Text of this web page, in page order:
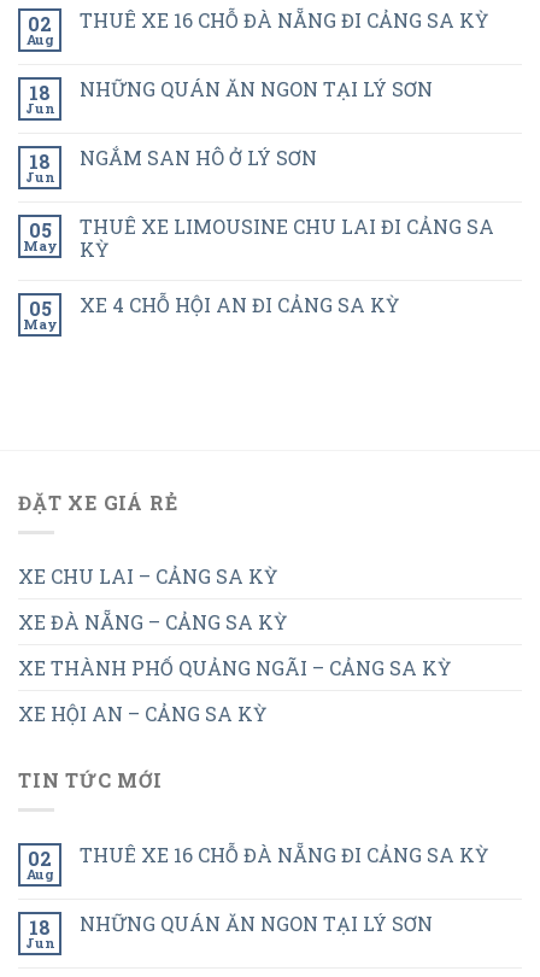
02
Aug
THUÊ XE 16 CHỖ ĐÀ NẴNG ĐI CẢNG SA KỲ
18
Jun
NHỮNG QUÁN ĂN NGON TẠI LÝ SƠN
18
Jun
NGẮM SAN HÔ Ở LÝ SƠN
05
May
THUÊ XE LIMOUSINE CHU LAI ĐI CẢNG SA
KỲ
05
May
XE 4 CHỖ HỘI AN ĐI CẢNG SA KỲ
ĐẶT XE GIÁ RẺ
XE CHU LAI – CẢNG SA KỲ
XE ĐÀ NẴNG – CẢNG SA KỲ
XE THÀNH PHỐ QUẢNG NGÃI – CẢNG SA KỲ
XE HỘI AN – CẢNG SA KỲ
TIN TỨC MỚI
02
Aug
THUÊ XE 16 CHỖ ĐÀ NẴNG ĐI CẢNG SA KỲ
18
Jun
NHỮNG QUÁN ĂN NGON TẠI LÝ SƠN